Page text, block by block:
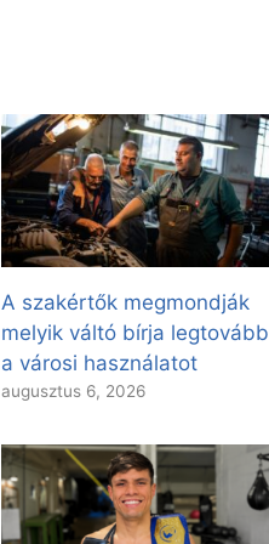
A szakértők megmondják
melyik váltó bírja legtovább
a városi használatot
augusztus 6, 2026